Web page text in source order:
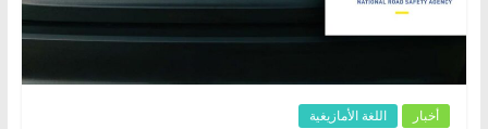
أخبار اللغة الأمازيغية